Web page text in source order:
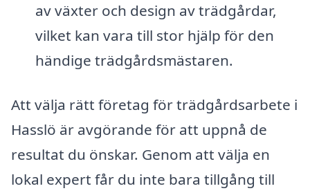
av växter och design av trädgårdar,
vilket kan vara till stor hjälp för den
händige trädgårdsmästaren.
Att välja rätt företag för trädgårdsarbete i
Hasslö är avgörande för att uppnå de
resultat du önskar. Genom att välja en
lokal expert får du inte bara tillgång till